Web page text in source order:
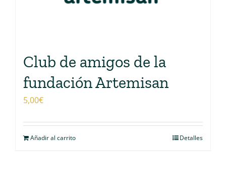
Club de amigos de la
fundación Artemisan
5,00€
Añadir al carrito Detalles